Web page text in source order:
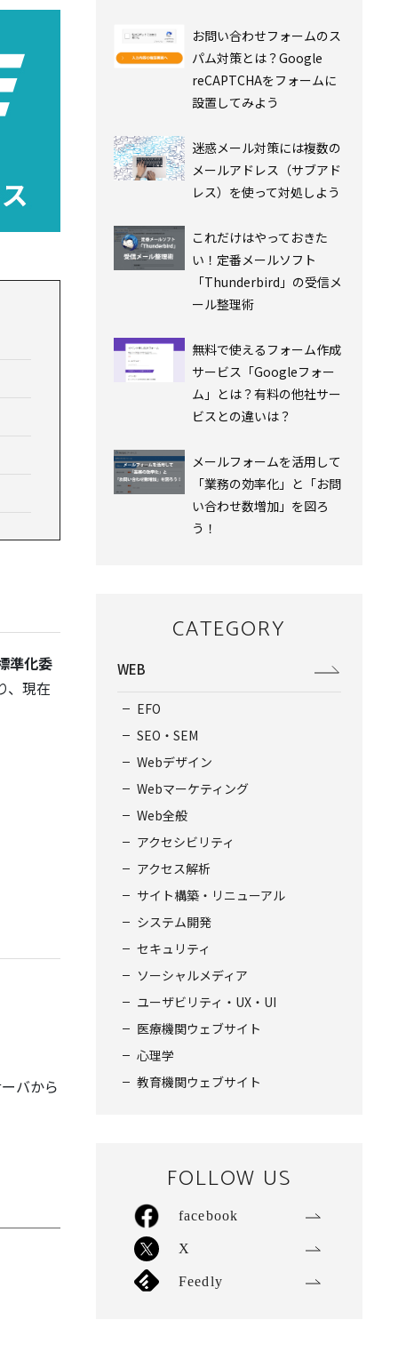
準化委
、現在
バから
お問い合わせフォームのス
パム対策とは？Google
reCAPTCHAをフォームに
設置してみよう
迷惑メール対策には複数の
メールアドレス（サブアド
レス）を使って対処しよう
これだけはやっておきた
い！定番メールソフト
「Thunderbird」の受信メ
ール整理術
無料で使えるフォーム作成
サービス「Googleフォー
ム」とは？有料の他社サー
ビスとの違いは？
メールフォームを活用して
「業務の効率化」と「お問
い合わせ数増加」を図ろ
う！
CATEGORY
WEB
EFO
SEO・SEM
Webデザイン
Webマーケティング
Web全般
アクセシビリティ
アクセス解析
サイト構築・リニューアル
システム開発
セキュリティ
ソーシャルメディア
ユーザビリティ・UX・UI
医療機関ウェブサイト
心理学
教育機関ウェブサイト
FOLLOW US
facebook
X
Feedly